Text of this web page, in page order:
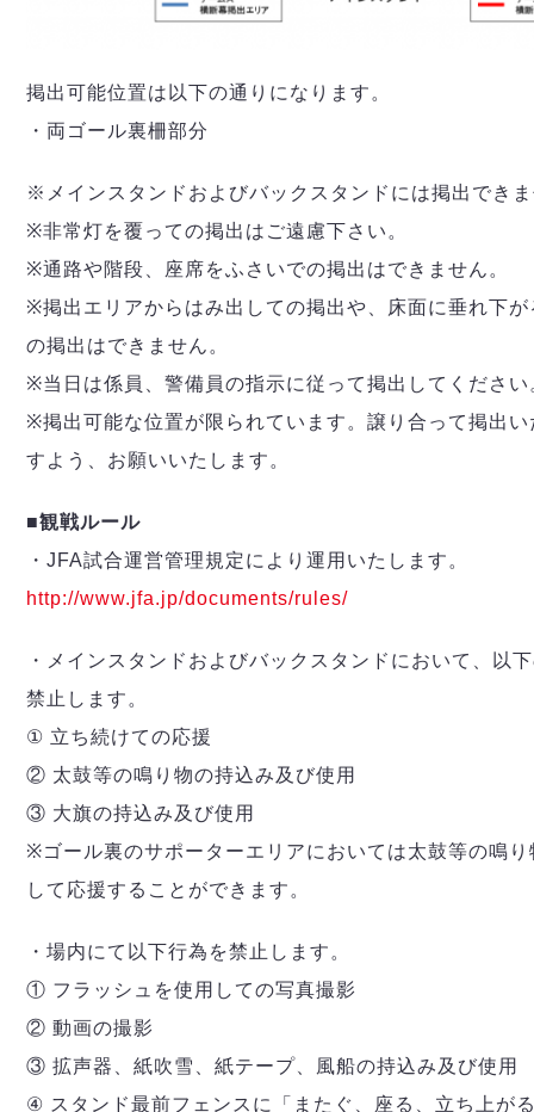
掲出可能位置は以下の通りになります。
・両ゴール裏柵部分
※メインスタンドおよびバックスタンドには掲出でき
※非常灯を覆っての掲出はご遠慮下さい。
※通路や階段、座席をふさいでの掲出はできません。
※掲出エリアからはみ出しての掲出や、床面に垂れ下が
の掲出はできません。
※当日は係員、警備員の指示に従って掲出してください
※掲出可能な位置が限られています。譲り合って掲出い
すよう、お願いいたします。
■観戦ルール
・JFA試合運営管理規定により運用いたします。
http://www.jfa.jp/documents/rules/
・メインスタンドおよびバックスタンドにおいて、以
禁止します。
① 立ち続けての応援
② 太鼓等の鳴り物の持込み及び使用
③ 大旗の持込み及び使用
※ゴール裏のサポーターエリアにおいては太鼓等の鳴り
して応援することができます。
・場内にて以下行為を禁止します。
① フラッシュを使用しての写真撮影
② 動画の撮影
③ 拡声器、紙吹雪、紙テープ、風船の持込み及び使用
④ スタンド最前フェンスに「またぐ、座る、立ち上が